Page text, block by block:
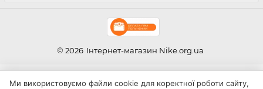
© 2026 Інтернет-магазин Nike.org.ua
Ми використовуємо файли cookie для коректної роботи сайту,